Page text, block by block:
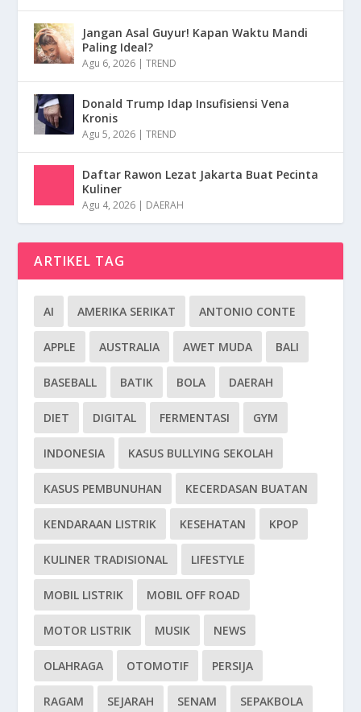
Jangan Asal Guyur! Kapan Waktu Mandi
Paling Ideal?
Agu 6, 2026 |TREND
Donald Trump Idap Insufisiensi Vena
Kronis
Agu 5, 2026 |TREND
Daftar Rawon Lezat Jakarta Buat Pecinta
Kuliner
Agu 4, 2026 | DAERAH
ARTIKEL TAG
AI AMERIKA SERIKAT ANTONIO CONTE
APPLE AUSTRALIA AWET MUDA BALI
BASEBALL BATIK BOLA DAERAH
DIET DIGITAL FERMENTASI GYM
INDONESIA KASUS BULLYING SEKOLAH
KASUS PEMBUNUHAN KECERDASAN BUATAN
KENDARAAN LISTRIK KESEHATAN KPOP
KULINER TRADISIONAL LIFESTYLE
MOBIL LISTRIK MOBIL OFF ROAD
MOTOR LISTRIK MUSIK NEWS
OLAHRAGA OTOMOTIF PERSIJA
RAGAM SEJARAH SENAM SEPAKBOLA